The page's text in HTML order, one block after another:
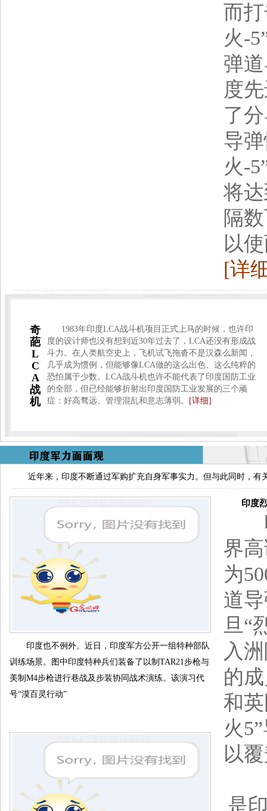
而
火-
弹
度
了
导
火-
将
隔
以
[详
奇
葩
L
C
A
战
机
1983年印度LCA战斗机项目正式上马的时候，也许印
度的设计师也没有想到近30年过去了，LCA还没有形成战
斗力。在人类航空史上，飞机试飞拖沓不是汉森么新闻，
几乎成为惯例，但能够像LCA做的这么出色、这么纯粹的
恐怕属于少数。LCA战斗机也许不能代表了印度国防工业
的全部，但已经能够折射出印度国防工业发展的三个顽
症：好高骛远、管理混乱和意志薄弱。 [详细]
近年来，印度不断通过军购扩充自身军事实力。但与此同时，
印度也不例外。近日，印度军方公开一组特种部队
训练场景。图中印度特种兵们装备了以制TAR21步枪与
美制M4步枪进行巷战及步装协同战术演练。该演习代
号“漠百灵行动”
印度烈
印
界
为
道
旦“
入
的
和
火
以
是